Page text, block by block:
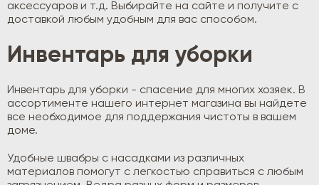
аксессуаров и т.д. Выбирайте на сайте и получите с
доставкой любым удобным для вас способом.
Инвентарь для уборки
Инвентарь для уборки - спасение для многих хозяек. В
ассортименте нашего интернет магазина вы найдете
все необходимое для поддержания чистоты в вашем
доме.
Удобные швабры с насадками из различных
материалов помогут с легкостью справиться с любым